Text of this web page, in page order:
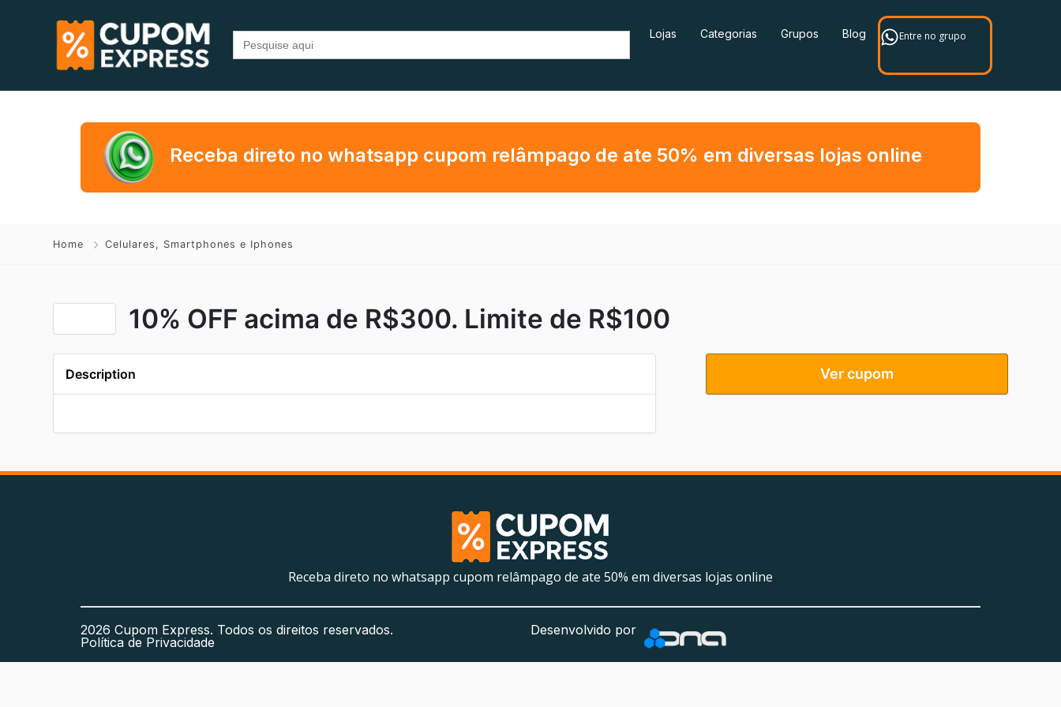
Search
for:
Lojas Categorias Grupos Blog Entre no grupo
Receba direto no whatsapp cupom relâmpago de ate 50% em diversas lojas online
Home Celulares, Smartphones e Iphones
10% OFF acima de R$300. Limite de R$100
Ver cupom
Description
Receba direto no whatsapp cupom relâmpago de ate 50% em diversas lojas online
2026 Cupom Express. Todos os direitos reservados.
Política de Privacidade
Desenvolvido por